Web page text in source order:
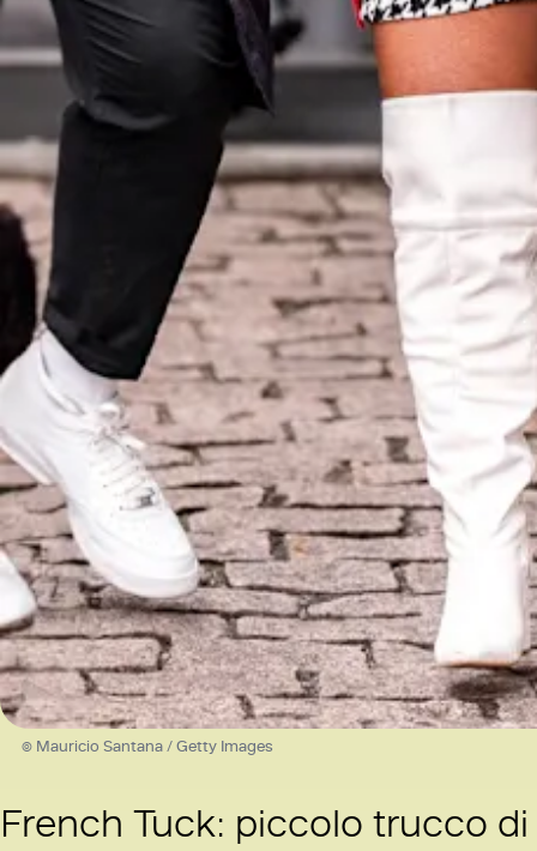
© Mauricio Santana / Getty Images
French Tuck: piccolo trucco